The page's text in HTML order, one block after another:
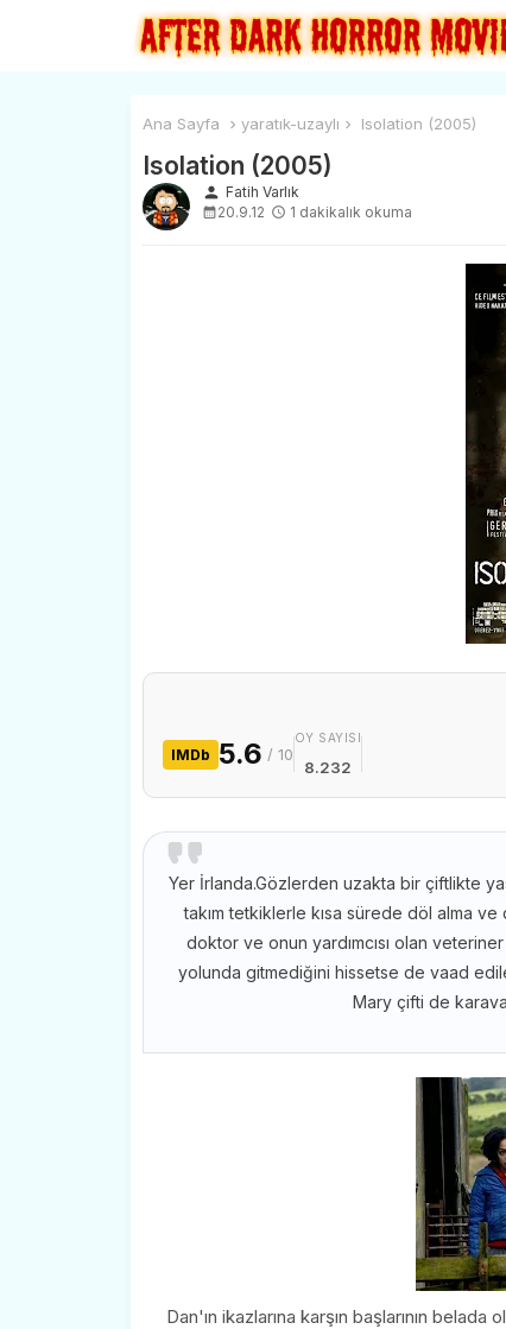
Ana Sayfa yaratık-uzaylı Isolation (2005)
Isolation (2005)
person Fatih Varlık
20.9.12
1 dakikalık okuma
IMDb 5.6 / 10
OY SAYISI
8.232
Yer İrlanda.Gözlerden uzakta bir çiftlikte
takım tetkiklerle kısa sürede döl alma
doktor ve onun yardımcısı olan
yolunda gitmediğini hissetse de vaad
Mary çifti de
Dan'ın ikazlarına karşın başlarının